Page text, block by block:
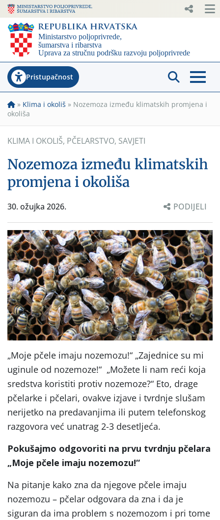
Pristupačnost
» Klima i okoliš » Nozemoza između klimatskih promjena i
okoliša
KLIMA I OKOLIŠ, PČELARSTVO, SAVJETI
Nozemoza između klimatskih
promjena i okoliša
30. ožujka 2026. PODIJELI
„Moje pčele imaju nozemozu!“ „Zajednice su mi
uginule od nozemoze!“ „Možete li nam reći koja
sredstva koristiti protiv nozemoze?“ Eto, drage
pčelarke i pčelari, ovakve izjave i tvrdnje slušam
nerijetko na predavanjima ili putem telefonskog
razgovora već unatrag 2-3 desetljeća.
Pokušajmo odgovoriti na prvu tvrdnju pčelara
„Moje pčele imaju nozemozu!“
Na pitanje kako zna da njegove pčele imaju
nozemozu – pčelar odgovara da zna i da je
siguran da ima problem s nozemozom i pri tome